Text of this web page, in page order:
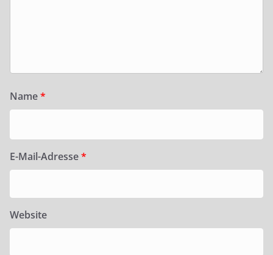
Name*
E-Mail-Adresse*
Website